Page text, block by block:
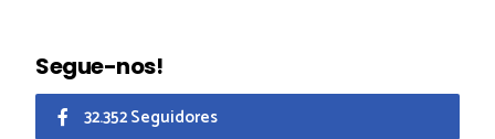
Segue-nos!
32.352 Seguidores